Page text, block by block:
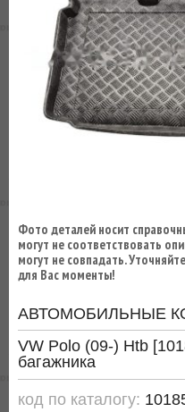
Фото деталей носит
могут не соответствовать
могут не совпадать.
для Вас моменты!
АВТОМОБИЛЬНЫЕ
VW Polo (09-) Htb
багажника
код по каталогу: